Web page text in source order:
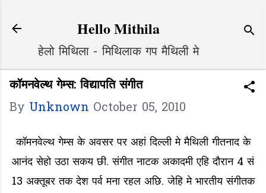
Hello Mithila
हेलो मिथिला - मिथिलाक गप मैथिली मे
कॉमनवेल्थ गेम्स: विद्यापति संगीत
By Unknown October 05, 2010
कॉमनवेल्थ गेम्स के अवसर पर अहां दिल्ली मे मैथिली गीतनाद के
आनंद सेहो उठा सकय छी. संगीत नाटक अकादमी एहि दौरान 4 सं
13 अक्तूबर तक देश पर्व मना रहल अछि. जेहि मे भारतीय संगीतक